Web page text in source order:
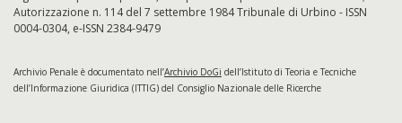
Autorizzazione n. 114 del 7 settembre 1984 Tribunale di Urbino - ISSN
0004-0304, e-ISSN 2384-9479
Archivio Penale è documentato nell’Archivio DoGi dell’Istituto di Teoria e Tecniche
dell’Informazione Giuridica (ITTIG) del Consiglio Nazionale delle Ricerche